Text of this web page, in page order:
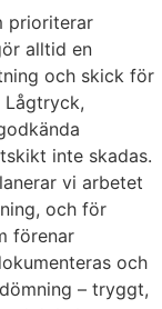
prioriterar
alltid en
och skick för
inte skadas.
vi arbetet
och för
förenar
och
– tryggt,